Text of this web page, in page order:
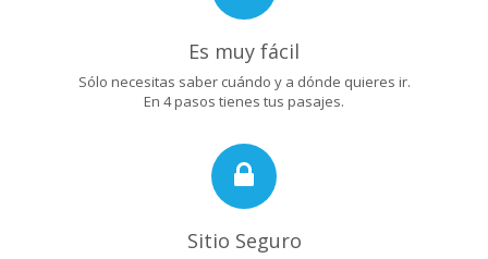
Es muy fácil
Sólo necesitas saber cuándo y a dónde quieres ir.
En 4 pasos tienes tus pasajes.
Sitio Seguro